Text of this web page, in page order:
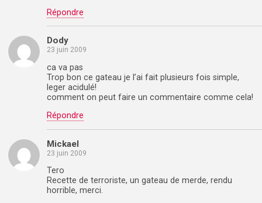
Répondre
Dody
23 juin 2009
ca va pas
Trop bon ce gateau je l’ai fait plusieurs fois simple,
leger acidulé!
comment on peut faire un commentaire comme cela!
Répondre
Mickael
23 juin 2009
Tero
Recette de terroriste, un gateau de merde, rendu
horrible, merci.